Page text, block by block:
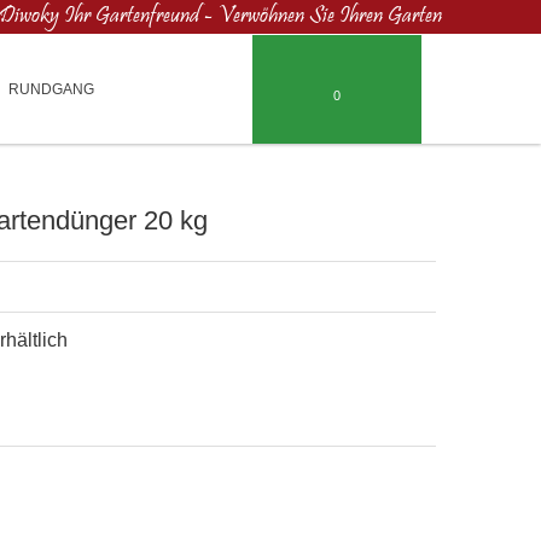
Diwoky Ihr Gartenfreund - Verwöhnen Sie Ihren Garten
0
RUNDGANG
20 kg